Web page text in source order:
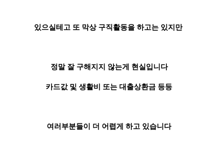
있으실테고 또 막상 구직활동을 하고는 있지만
정말 잘 구해지지 않는게 현실입니다
카드값 및 생활비 또는 대출상환금 등등
여러부분들이 더 어렵게 하고 있습니다